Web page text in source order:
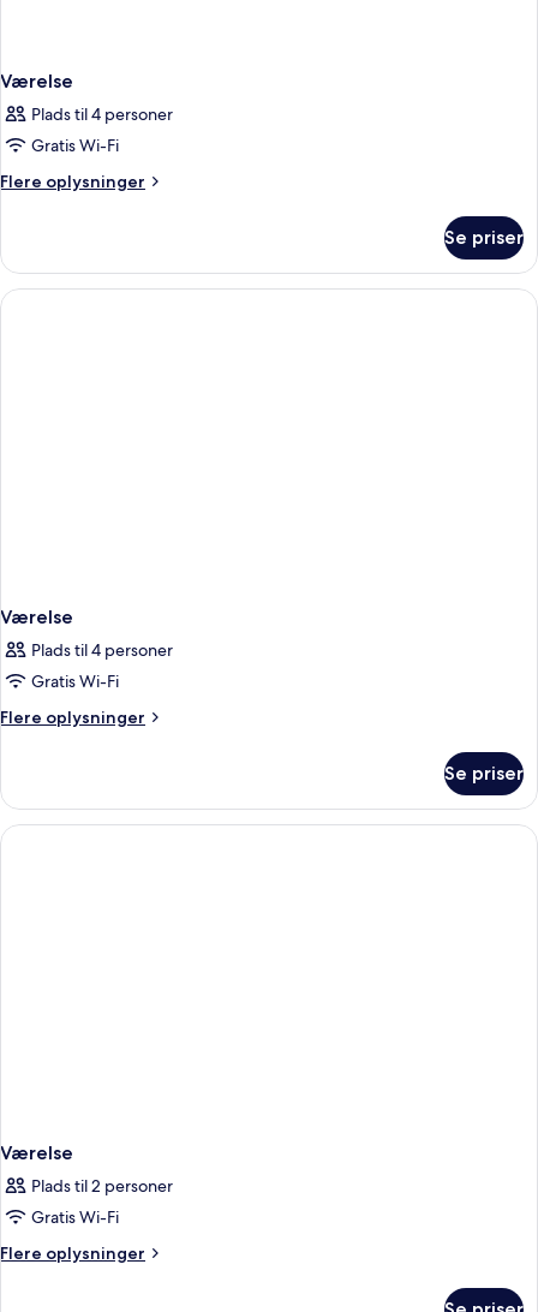
Værelse
Plads til 4 personer
Gratis Wi-Fi
Flere oplysninger
Flere
Se priser
Værelse
Plads til 4 personer
Gratis Wi-Fi
Flere oplysninger
Flere
Se priser
Værelse
Plads til 2 personer
Gratis Wi-Fi
Flere oplysninger
Flere